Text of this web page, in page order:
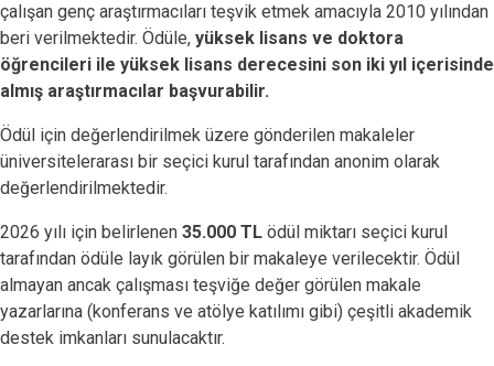
çalışan genç araştırmacıları teşvik etmek amacıyla 2010 yılından
beri verilmektedir. Ödüle, yüksek lisans ve doktora
öğrencileri ile yüksek lisans derecesini son iki yıl içerisinde
almış araştırmacılar başvurabilir.
Ödül için değerlendirilmek üzere gönderilen makaleler
üniversitelerarası bir seçici kurul tarafından anonim olarak
değerlendirilmektedir.
2026 yılı için belirlenen 35.000 TL ödül miktarı seçici kurul
tarafından ödüle layık görülen bir makaleye verilecektir. Ödül
almayan ancak çalışması teşviğe değer görülen makale
yazarlarına (konferans ve atölye katılımı gibi) çeşitli akademik
destek imkanları sunulacaktır.